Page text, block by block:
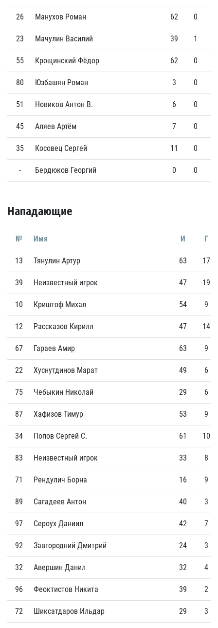
26 Манухов Роман 62 0
23 Мачулин Василий 39 1
55 Крощинский Фёдор 62 0
80 Юзбашян Роман 3 0
51 Новиков Антон В. 6 0
45 Аляев Артём 7 0
35 Косовец Сергей 11 0
- Бердюков Георгий 0 0
Нападающие
№ Имя И Г
13 Тянулин Артур 63 17
39 Неизвестный игрок 47 19
10 Криштоф Михал 54 9
12 Рассказов Кирилл 47 14
67 Гараев Амир 63 9
22 Хуснутдинов Марат 49 6
75 Чебыкин Николай 29 6
87 Хафизов Тимур 53 9
34 Попов Сергей С. 61 10
83 Неизвестный игрок 33 8
71 Рендулич Борна 16 9
89 Сагадеев Антон 40 3
97 Сероух Даниил 42 7
92 Завгородний Дмитрий 24 3
32 Авершин Данил 32 4
96 Феоктистов Никита 39 2
72 Шиксатдаров Ильдар 29 3